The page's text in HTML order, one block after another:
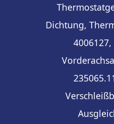
Dichtung,